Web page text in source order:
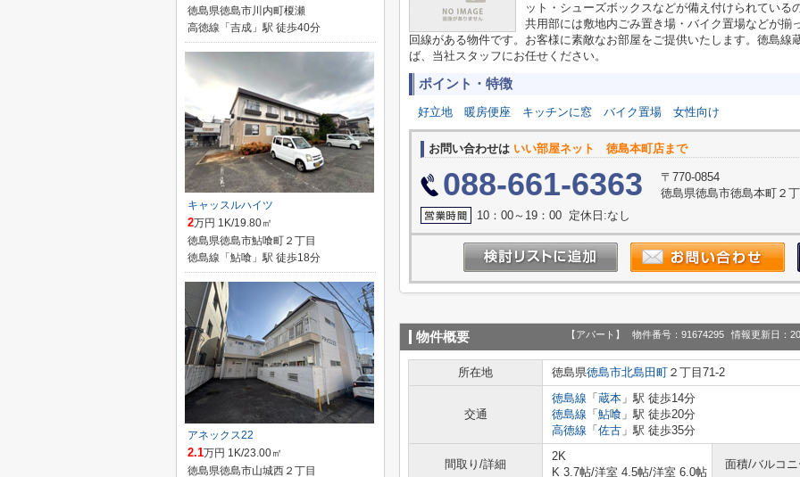
ット・シューズボックスなどが備え付けられてい
共用部には敷地内ごみ置き場・バイク置場などが揃
回線がある物件です。お客様に素敵なお部屋をご提供いたします。徳島線
ば、当社スタッフにお任せください。
ポイント・特徴
好立地 暖房便座 キッチンに窓 バイク置場 女性向け
お問い合わせは いい部屋ネット 徳島本町店まで
088-661-6363
〒770-0854
徳島県徳島市徳島本町２
10：00～19：00 定休日:なし
物件概要 【アパート】 物件番号：91674295 情報更新日：
所在地 徳島県徳島市北島田町 ２丁目71-2
交通
徳島線 「 蔵本 」駅 徒歩14分
徳島線 「 鮎喰 」駅 徒歩20分
高徳線 「 佐古 」駅 徒歩35分
間取り/詳細
2K
K 3.7帖/洋室 4.5帖/洋室 6.0帖
面積/バルコ
徳島県徳島市川内町榎瀬
高徳線「吉成」駅 徒歩40分
キャッスルハイツ
2万円 1K/19.80㎡
徳島県徳島市鮎喰町２丁目
徳島線「鮎喰」駅 徒歩18分
アネックス22
2.1万円 1K/23.00㎡
徳島県徳島市山城西２丁目